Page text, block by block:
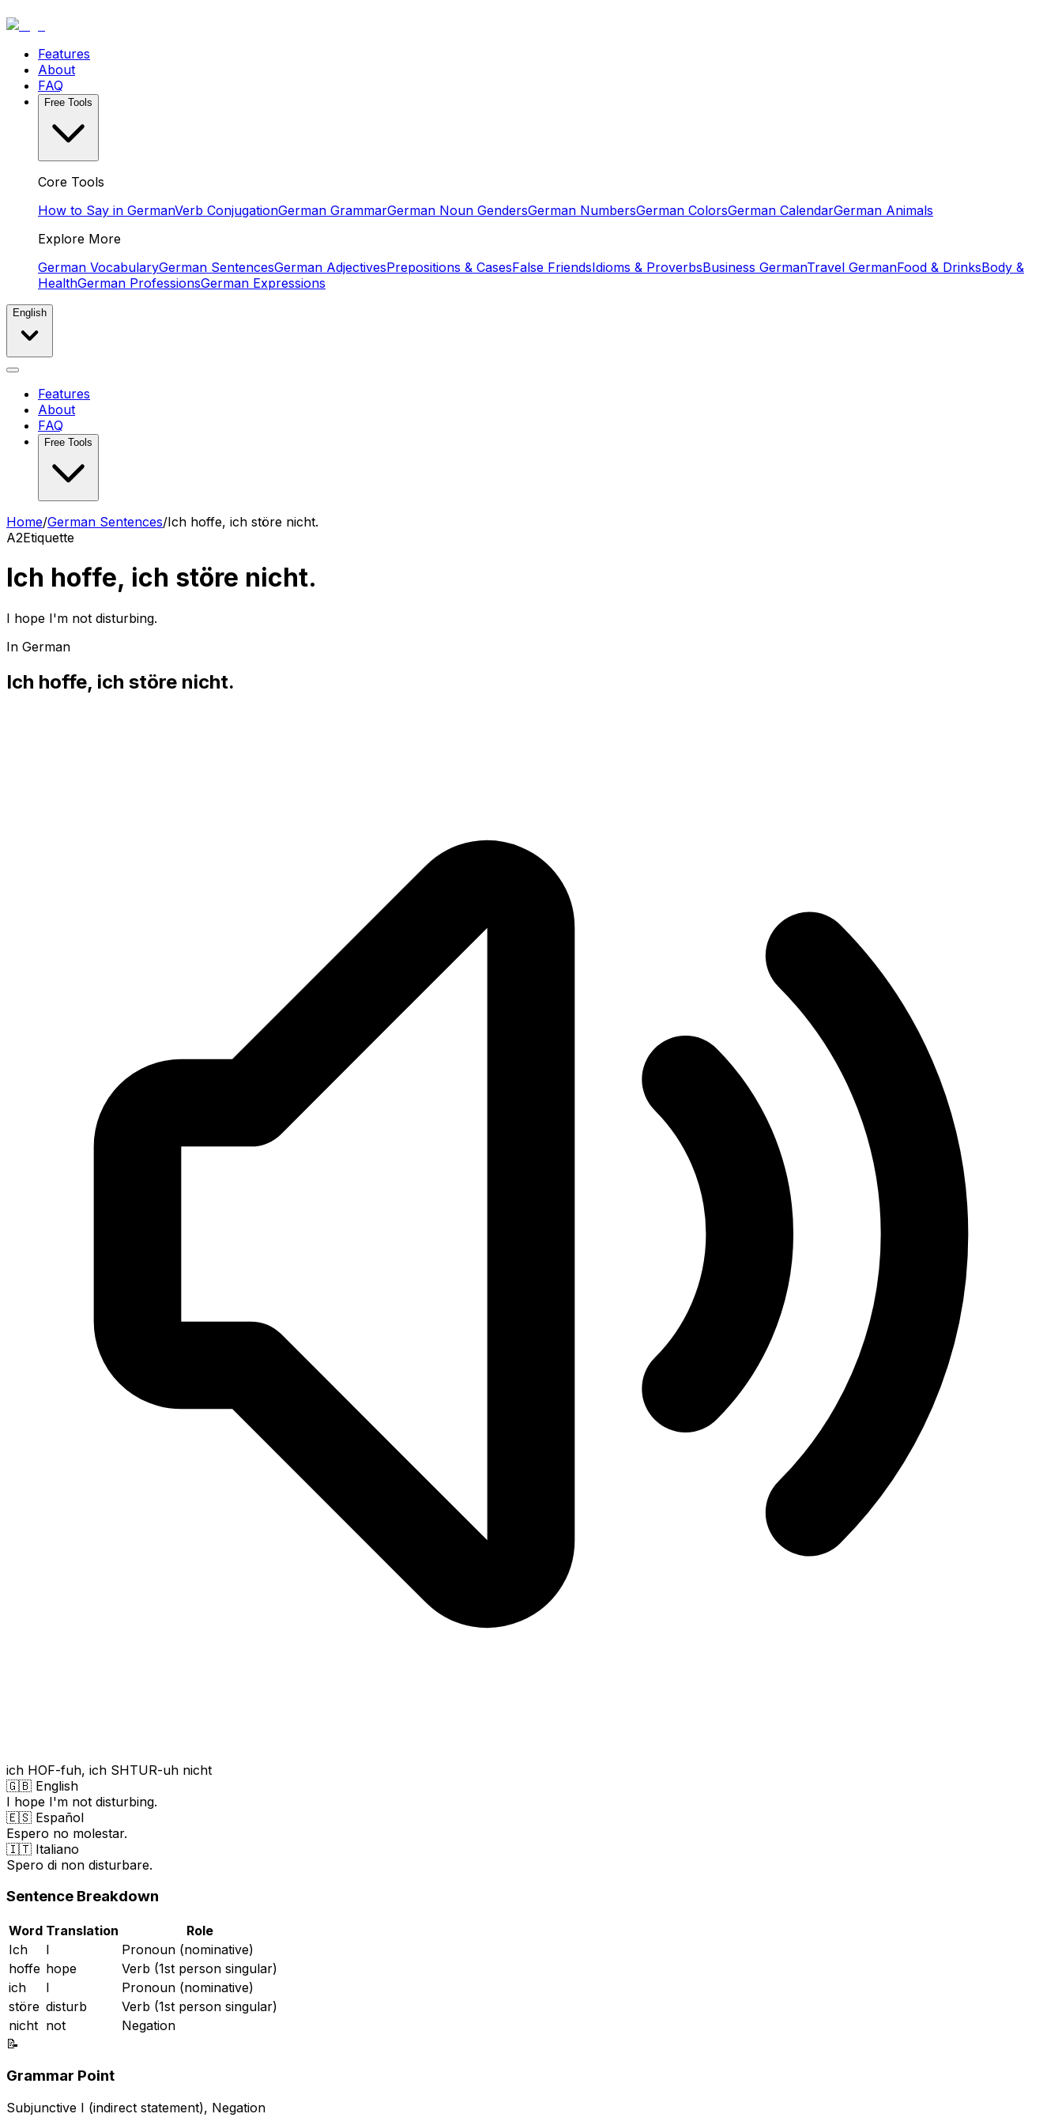
Features
About
FAQ
Free Tools
Core Tools
How to Say in GermanVerb ConjugationGerman GrammarGerman Noun GendersGerman NumbersGerman ColorsGerman CalendarGerman Animals
Explore More
German VocabularyGerman SentencesGerman AdjectivesPrepositions & CasesFalse FriendsIdioms & ProverbsBusiness GermanTravel GermanFood & DrinksBody &
HealthGerman ProfessionsGerman Expressions
English
Features
About
FAQ
Free Tools
Home/German Sentences/Ich hoffe, ich störe nicht.
A2Etiquette
Ich hoffe, ich störe nicht.
I hope I'm not disturbing.
In German
Ich hoffe, ich störe nicht.
ich HOF-fuh, ich SHTUR-uh nicht
🇬🇧 English
I hope I'm not disturbing.
🇪🇸 Español
Espero no molestar.
🇮🇹 Italiano
Spero di non disturbare.
Sentence Breakdown
Word Translation
Role
Ich
I
Pronoun (nominative)
hoffe hope
Verb (1st person singular)
ich
I
Pronoun (nominative)
störe disturb
Verb (1st person singular)
nicht not
Negation
📝
Grammar Point
Subjunctive I (indirect statement), Negation